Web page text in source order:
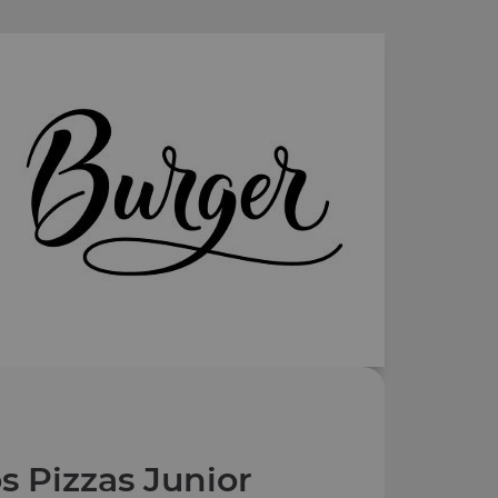
Pizzas Junior